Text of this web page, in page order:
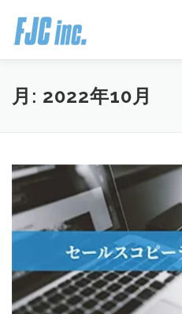
HOME ブログ プロフ
推薦の声はこちら お問い
月: 2022年10月